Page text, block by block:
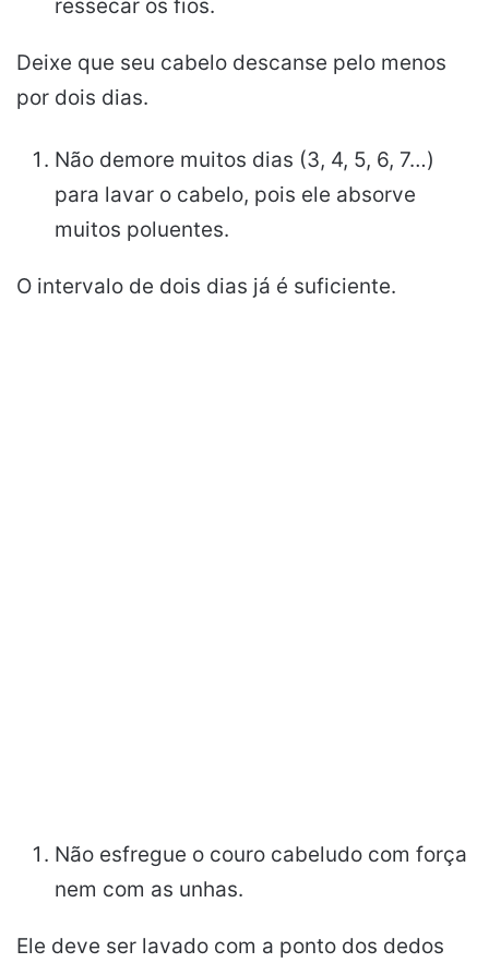
ressecar os fios.
Deixe que seu cabelo descanse pelo menos
por dois dias.
Não demore muitos dias (3, 4, 5, 6, 7…)
para lavar o cabelo, pois ele absorve
muitos poluentes.
O intervalo de dois dias já é suficiente.
Não esfregue o couro cabeludo com força
nem com as unhas.
Ele deve ser lavado com a ponto dos dedos